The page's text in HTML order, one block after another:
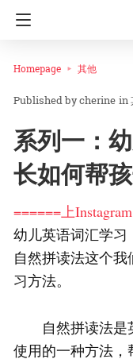
Homepage 其他
cherine in
系列一：
长如何帮
======上
幼儿英语词汇学习
自然拼读法这个
习方法。
自然拼读法是
使用的一种方法